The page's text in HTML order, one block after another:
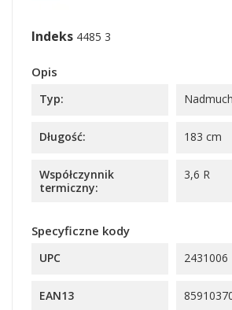
Indeks 4485 3
Opis
Typ:
Długość: 183 cm
Współczynnik
termiczny:
3,6 R
Specyficzne kody
UPC 2431006
EAN13